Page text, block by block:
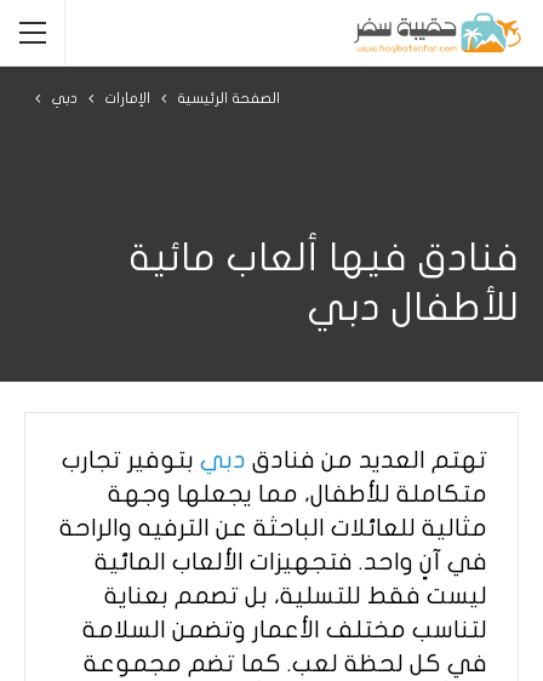
الصفحة الرئيسية الإمارات دبي
فنادق فيها ألعاب مائية
للأطفال دبي
تهتم العديد من فنادق دبي بتوفير تجارب
متكاملة للأطفال، مما يجعلها وجهة
مثالية للعائلات الباحثة عن الترفيه والراحة
في آنٍ واحد. فتجهيزات الألعاب المائية
ليست فقط للتسلية، بل تصمم بعناية
لتناسب مختلف الأعمار وتضمن السلامة
في كل لحظة لعب. كما تضم مجموعة